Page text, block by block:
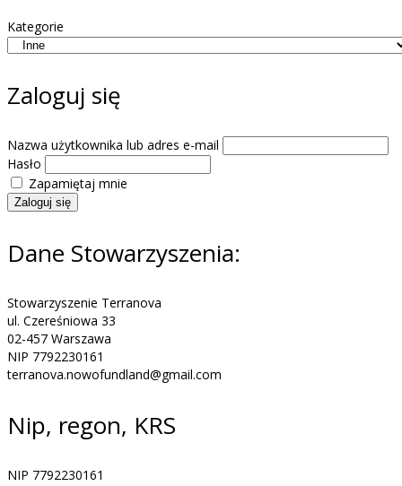
Kategorie
Zaloguj się
Nazwa użytkownika lub adres e-mail
Hasło
Zapamiętaj mnie
Zaloguj się
Dane Stowarzyszenia:
Stowarzyszenie Terranova
ul. Czereśniowa 33
02-457 Warszawa
NIP 7792230161
terranova.nowofundland@gmail.com
Nip, regon, KRS
NIP 7792230161